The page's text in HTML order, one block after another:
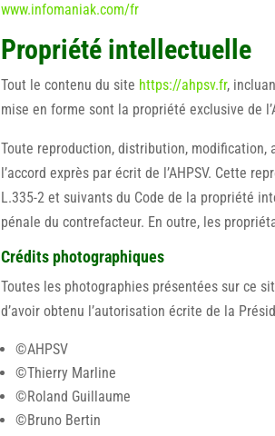
www.infomaniak.com/fr
Propriété intellectuelle
Tout le contenu du site https://ahpsv.fr,
mise en forme sont la propriété exclusive de
Toute reproduction, distribution,
l’accord exprès par écrit de l’AHPSV. Cette
L.335-2 et suivants du Code de la propriété
pénale du contrefacteur. En outre, les
Crédits photographiques
Toutes les photographies présentées sur ce
d’avoir obtenu l’autorisation écrite de la
©AHPSV
©Thierry Marline
©Roland Guillaume
©Bruno Bertin